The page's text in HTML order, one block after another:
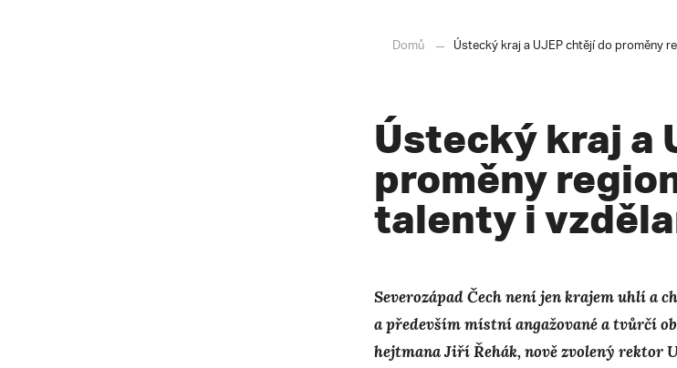
Domů Ústecký kraj a UJEP chtějí do proměny
Ústecký kraj a
proměny
talenty i
Severozápad Čech není jen krajem uhlí a
a především místní angažované a tvůrčí
hejtmana Jiří Řehák, nově zvolený rektor